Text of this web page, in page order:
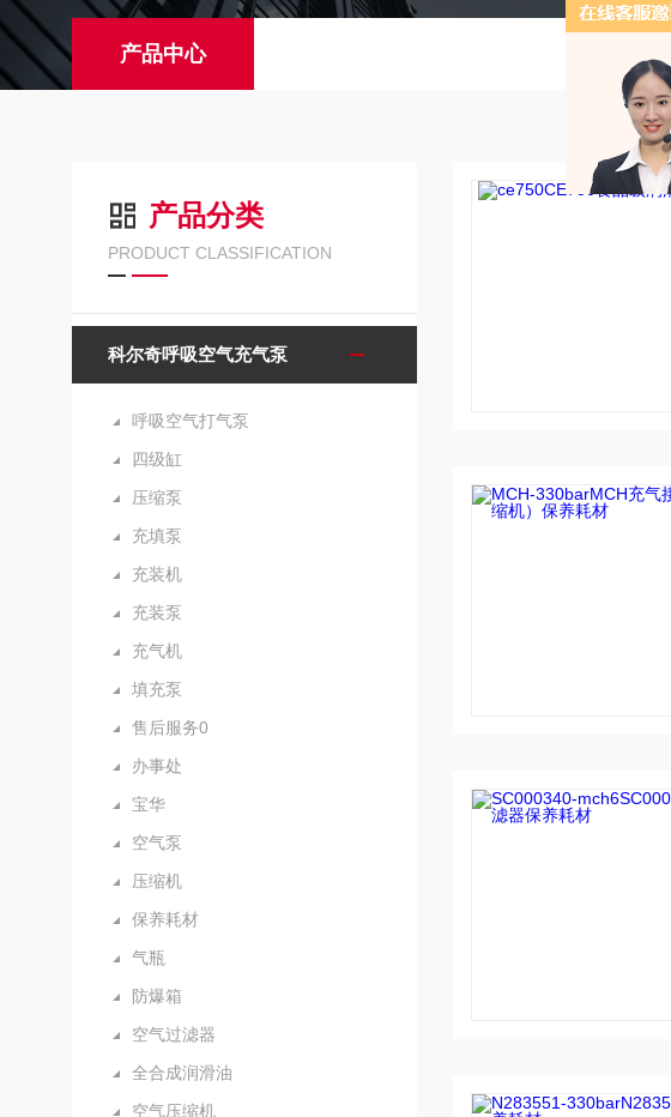
产品中心
产品分类
PRODUCT CLASSIFICATION
科尔奇呼吸空气充气泵
呼吸空气打气泵
四级缸
压缩泵
充填泵
充装机
充装泵
充气机
填充泵
售后服务0
办事处
宝华
空气泵
压缩机
保养耗材
气瓶
防爆箱
空气过滤器
全合成润滑油
空气压缩机